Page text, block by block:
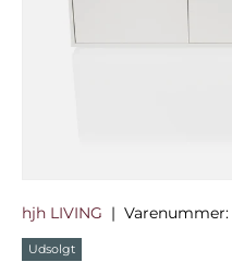
hjh LIVING | Varenummer:
Udsolgt